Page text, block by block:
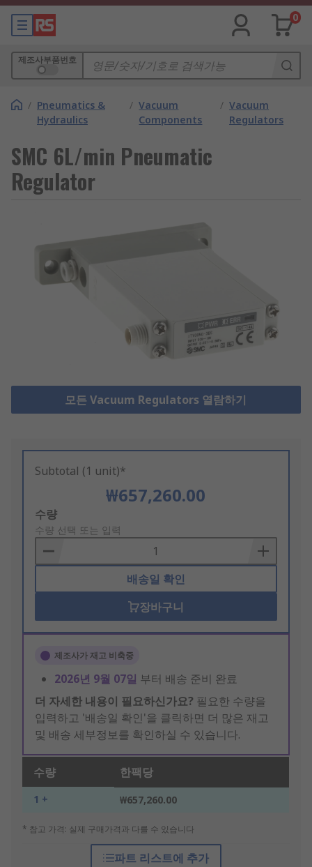
0
제조사부품번호
/ Pneumatics &
Hydraulics
/ Vacuum
Components
/ Vacuum
Regulators
SMC 6L/min Pneumatic
Regulator
모든 Vacuum Regulators 열람하기
Subtotal (1 unit)*
₩657,260.00
Add
to
Basket
수량
수량 선택 또는 입력
배송일 확인
장바구니
제조사가 재고 비축중
2026년 9월 07일 부터 배송 준비 완료
더 자세한 내용이 필요하신가요? 필요한 수량을
입력하고 '배송일 확인'을 클릭하면 더 많은 재고
및 배송 세부정보를 확인하실 수 있습니다.
수량 한팩당
1 + ₩657,260.00
* 참고 가격: 실제 구매가격과 다를 수 있습니다
파트 리스트에 추가